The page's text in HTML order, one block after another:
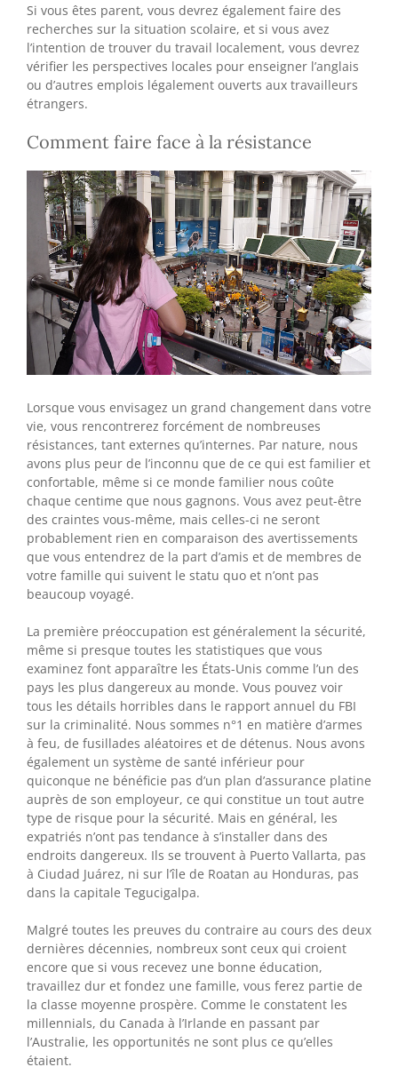
Si vous êtes parent, vous devrez également faire des
recherches sur la situation scolaire, et si vous avez
l’intention de trouver du travail localement, vous devrez
vérifier les perspectives locales pour enseigner l’anglais
ou d’autres emplois légalement ouverts aux travailleurs
étrangers.
Comment faire face à la résistance
Lorsque vous envisagez un grand changement dans votre
vie, vous rencontrerez forcément de nombreuses
résistances, tant externes qu’internes. Par nature, nous
avons plus peur de l’inconnu que de ce qui est familier et
confortable, même si ce monde familier nous coûte
chaque centime que nous gagnons. Vous avez peut-être
des craintes vous-même, mais celles-ci ne seront
probablement rien en comparaison des avertissements
que vous entendrez de la part d’amis et de membres de
votre famille qui suivent le statu quo et n’ont pas
beaucoup voyagé.
La première préoccupation est généralement la sécurité,
même si presque toutes les statistiques que vous
examinez font apparaître les États-Unis comme l’un des
pays les plus dangereux au monde. Vous pouvez voir
tous les détails horribles dans le rapport annuel du FBI
sur la criminalité. Nous sommes n°1 en matière d’armes
à feu, de fusillades aléatoires et de détenus. Nous avons
également un système de santé inférieur pour
quiconque ne bénéficie pas d’un plan d’assurance platine
auprès de son employeur, ce qui constitue un tout autre
type de risque pour la sécurité. Mais en général, les
expatriés n’ont pas tendance à s’installer dans des
endroits dangereux. Ils se trouvent à Puerto Vallarta, pas
à Ciudad Juárez, ni sur l’île de Roatan au Honduras, pas
dans la capitale Tegucigalpa.
Malgré toutes les preuves du contraire au cours des deux
dernières décennies, nombreux sont ceux qui croient
encore que si vous recevez une bonne éducation,
travaillez dur et fondez une famille, vous ferez partie de
la classe moyenne prospère. Comme le constatent les
millennials, du Canada à l’Irlande en passant par
l’Australie, les opportunités ne sont plus ce qu’elles
étaient.